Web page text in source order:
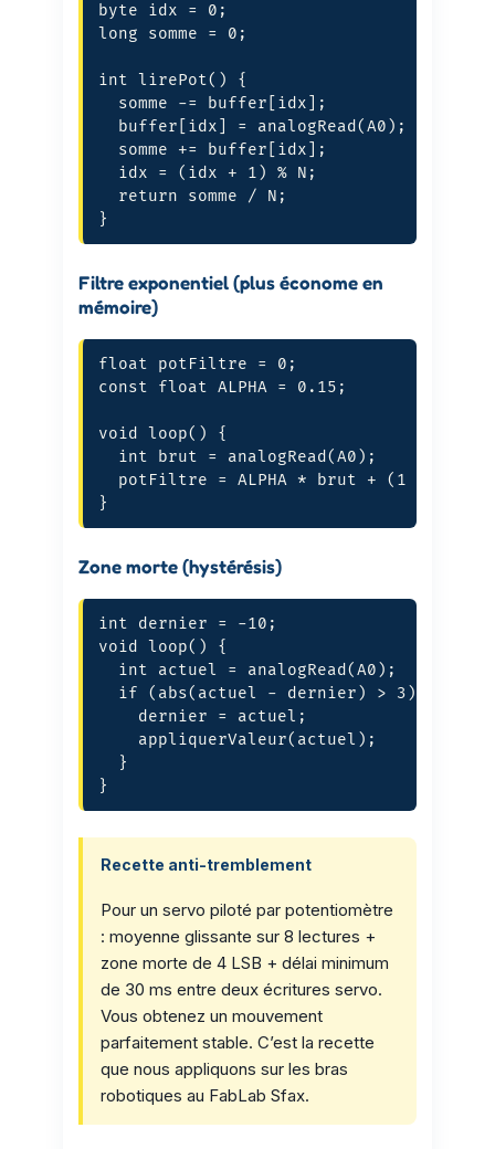
byte idx = 0;
long somme = 0;
int lirePot() {
  somme -= buffer[idx];
  buffer[idx] = analogRead(A0);
  somme += buffer[idx];
  idx = (idx + 1) % N;
  return somme / N;
}
Filtre exponentiel (plus économe en
mémoire)
float potFiltre = 0;
const float ALPHA = 0.15;
void loop() {
  int brut = analogRead(A0);
potFiltre = ALPHA * brut + (1 -
}
Zone morte (hystérésis)
int dernier = -10;
void loop() {
  int actuel = analogRead(A0);
if (abs(actuel - dernier) > 3) {  //
    dernier = actuel;
    appliquerValeur(actuel);
  }
}
Recette anti-tremblement
Pour un servo piloté par potentiomètre
: moyenne glissante sur 8 lectures +
zone morte de 4 LSB + délai minimum
de 30 ms entre deux écritures servo.
Vous obtenez un mouvement
parfaitement stable. C’est la recette
que nous appliquons sur les bras
robotiques au FabLab Sfax.